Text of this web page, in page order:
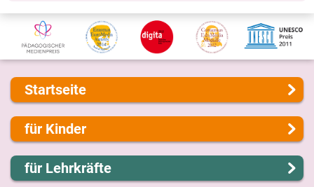
Startseite
Über uns
Presse
Kontakt
Impressum
für Kinder
Lernen und Schule
Hobby und Freizeit
für Lehrkräfte